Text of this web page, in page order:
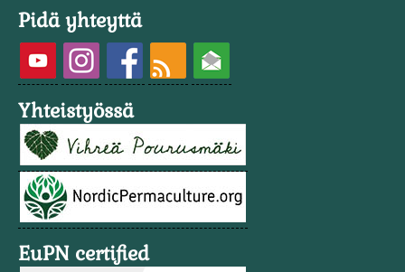
Pidä yhteyttä
Yhteistyössä
EuPN certified